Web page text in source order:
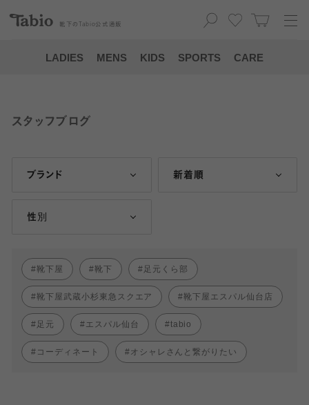
靴下の Tabio 公式通販
LADIES MENS KIDS SPORTS CARE
スタッフブログ
ブランド 新着順
性別
靴下屋 靴下 足元くら部
靴下屋武蔵小杉東急スクエア 靴下屋エスパル仙台店
足元 エスパル仙台 tabio
コーディネート オシャレさんと繋がりたい